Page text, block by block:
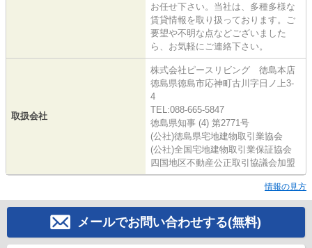
お任せ下さい。当社は、多種多様な
賃貸情報を取り扱っております。ご
要望や不明な点などございました
ら、お気軽にご連絡下さい。
取扱会社
株式会社ピースリビング 徳島本店
徳島県徳島市応神町古川字日ノ上3-
4
TEL:088-665-5847
徳島県知事 (4) 第2771号
(公社)徳島県宅地建物取引業協会
(公社)全国宅地建物取引業保証協会
四国地区不動産公正取引協議会加盟
情報の見方
メールでお問い合わせする(無料)